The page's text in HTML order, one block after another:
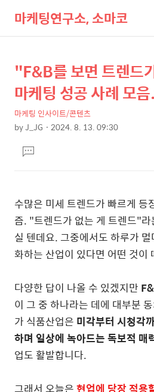
마케팅연구소, 소마코
상
세
텐
본
제
목
"F&B를 보면 트렌드
마케팅 성공 사례 모
마케팅 인사이트/콘텐츠
byJ_JG 2024. 8. 13. 09:30
문댓
글
수많은 미세 트렌드가 빠르게 등
즘. "트렌드가 없는 게 트렌드"
실 텐데요. 그중에서도 하루가
화하는 산업이 있다면 어떤 것이
다양한 답이 나올 수 있겠지만
이 그 중 하나라는 데에 대부분
가 식품산업은 미각부터 시청각
하며 일상에 녹아드는 독보적 매
업도 활발합니다.
그래서 오늘은현업에 당장 적용